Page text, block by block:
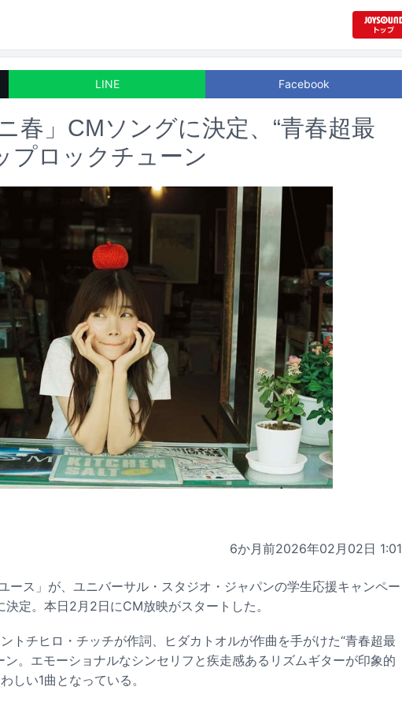
LINE Facebook
春」CMソングに決定、“青春超最
プロックチューン
6か月前2026年02月02日 1:01
ース」が、ユニバーサル・スタジオ・ジャパンの学生応援キャンペー
定。本日2月2日にCM放映がスタートした。
トチヒロ・チッチが作詞、ヒダカトオルが作曲を手がけた“青春超最
。エモーショナルなシンセリフと疾走感あるリズムギターが印象的
しい1曲となっている。